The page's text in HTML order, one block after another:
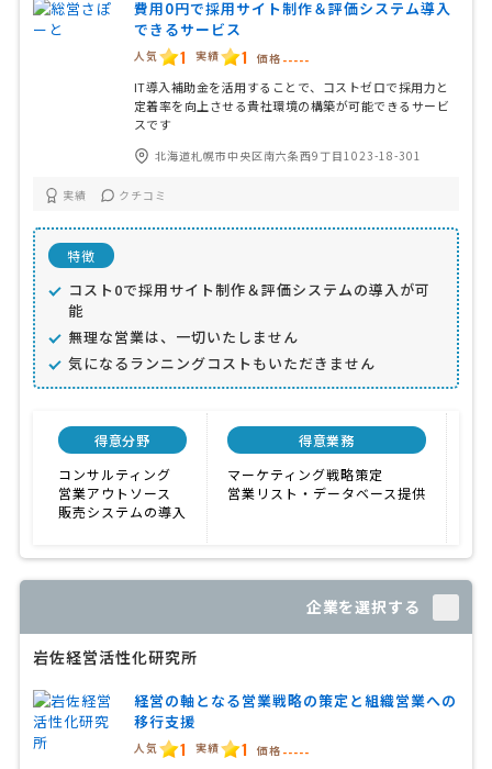
費用0円で採用サイト制作＆評価システム導入
できるサービス
人気 1 実績 1 価格 -----
IT導入補助金を活用することで、コストゼロで採用力と
定着率を向上させる貴社環境の構築が可能できるサービ
スです
北海道札幌市中央区南六条西9丁目1023-18-301
実績 クチコミ
特徴
コスト0で採用サイト制作＆評価システムの導入が可
能
無理な営業は、一切いたしません
気になるランニングコストもいただきません
得意分野
コンサルティング
営業アウトソース
販売システムの導入
得意業務
マーケティング戦略策定
営業リスト・データベース提供
企業を選択する
岩佐経営活性化研究所
経営の軸となる営業戦略の策定と組織営業への
移行支援
人気 1 実績 1 価格 -----